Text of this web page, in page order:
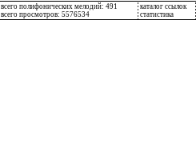
всего полифонических мелодий: 491
всего просмотров: 5576534
каталог ссылок
статистика